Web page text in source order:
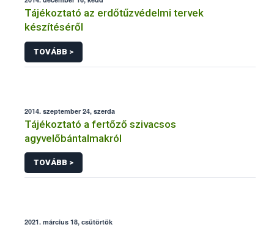
Tájékoztató az erdőtűzvédelmi tervek
készítéséről
TOVÁBB >
2014. szeptember 24, szerda
Tájékoztató a fertőző szivacsos
agyvelőbántalmakról
TOVÁBB >
2021. március 18, csütörtök